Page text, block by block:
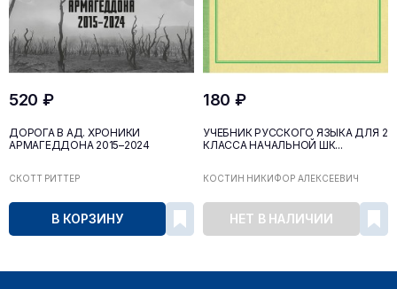
520 ₽
ДОРОГА В АД. ХРОНИКИ
АРМАГЕДДОНА 2015–2024
СКОТТ РИТТЕР
В КОРЗИНУ
180 ₽
УЧЕБНИК РУССКОГО ЯЗЫКА ДЛЯ 2
КЛАССА НАЧАЛЬНОЙ ШК...
КОСТИН НИКИФОР АЛЕКСЕЕВИЧ
НЕТ В НАЛИЧИИ